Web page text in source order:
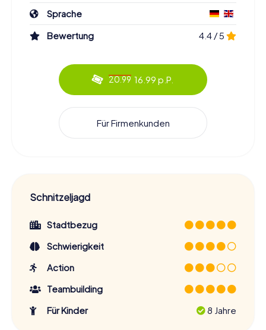
auf euch – seid ihr bereit, die Herausforderung
anzunehmen?
Sprache
Bewertung
4.4 / 5
20.99 16.99 p.P.
Für Firmenkunden
Schnitzeljagd
Stadtbezug
Schwierigkeit
Action
Teambuilding
Für Kinder
8 Jahre